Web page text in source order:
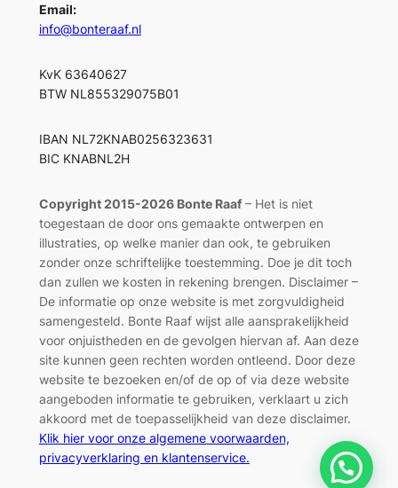
Email:
info@bonteraaf.nl
KvK 63640627
BTW NL855329075B01
IBAN NL72KNAB0256323631
BIC KNABNL2H
Copyright 2015-2026 Bonte Raaf– Het is niet
toegestaan de door ons gemaakte ontwerpen en
illustraties, op welke manier dan ook, te gebruiken
zonder onze schriftelijke toestemming. Doe je dit toch
dan zullen we kosten in rekening brengen. Disclaimer –
De informatie op onze website is met zorgvuldigheid
samengesteld. Bonte Raaf wijst alle aansprakelijkheid
voor onjuistheden en de gevolgen hiervan af. Aan deze
site kunnen geen rechten worden ontleend. Door deze
website te bezoeken en/of de op of via deze website
aangeboden informatie te gebruiken, verklaart u zich
akkoord met de toepasselijkheid van deze disclaimer.
Klik hier voor onze algemene voorwaarden,
privacyverklaring en klantenservice.